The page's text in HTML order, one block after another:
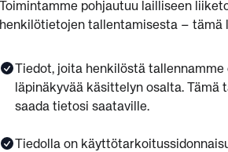
Toimintamme pohjautuu lailliseen
henkilötietojen tallentamisesta – tämä
Tiedot, joita henkilöstä
läpinäkyvää käsittelyn osalta.
saada tietosi saataville.
Tiedolla on